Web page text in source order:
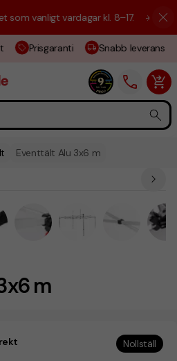
vanligt vardagar kl. 8–17. ☀️ Vi är här
Prisgaranti Snabb leverans
Eventtält Alu 3x6 m
m
Nollställ